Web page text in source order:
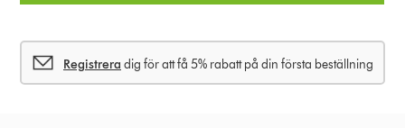
Registrera dig för att få 5% rabatt på din första beställning